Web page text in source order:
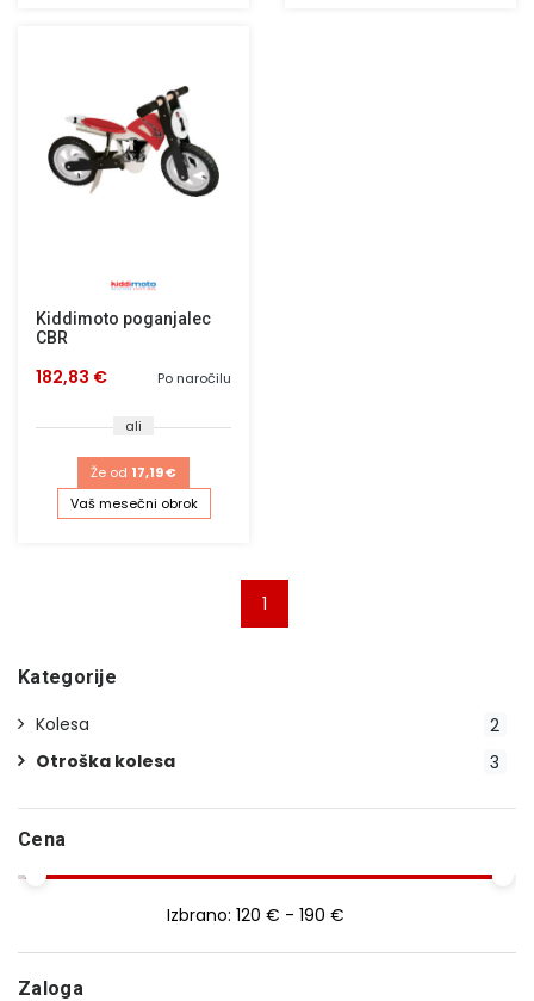
Kiddimoto poganjalec
CBR
Po naročilu
182,83 €
ali
Že od 17,19 €
Vaš mesečni obrok
1
Kategorije
2
Kolesa
3
Otroška kolesa
Cena
Izbrano: 120 € - 190 €
Zaloga